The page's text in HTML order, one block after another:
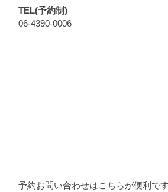
TEL(予約制)
06-4390-0006
予約お問い合わせはこちらが便利です